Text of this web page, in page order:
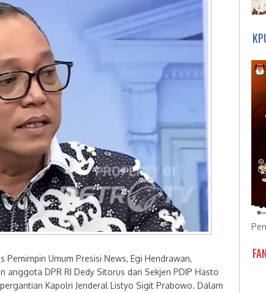
Umum Presisi News, Egi Hendrawan,
DPR RI Dedy Sitorus dan Sekjen PDIP Hasto
Kapolri Jenderal Listyo Sigit Prabowo. Dalam